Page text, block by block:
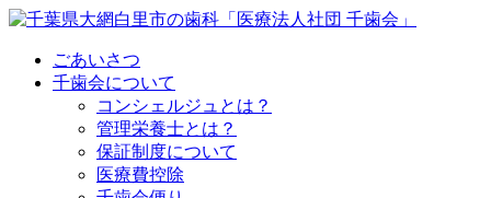
ごあいさつ
千歯会について
コンシェルジュとは？
管理栄養士とは？
保証制度について
医療費控除